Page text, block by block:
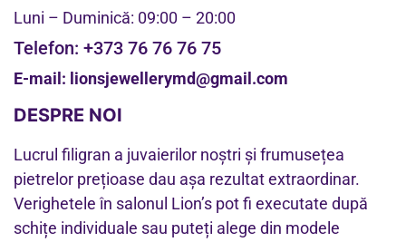
Luni – Duminică: 09:00 – 20:00
Telefon: +373 76 76 76 75
E-mail: lionsjewellerymd@gmail.com
DESPRE NOI
Lucrul filigran a juvaierilor noștri și frumusețea
pietrelor prețioase dau așa rezultat extraordinar.
Verighetele în salonul Lion’s pot fi executate după
schițe individuale sau puteți alege din modele